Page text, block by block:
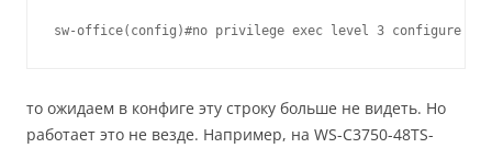
то ожидаем в конфиге эту строку больше не видеть. Но
работает это не везде. Например, на WS-C3750-48TS-